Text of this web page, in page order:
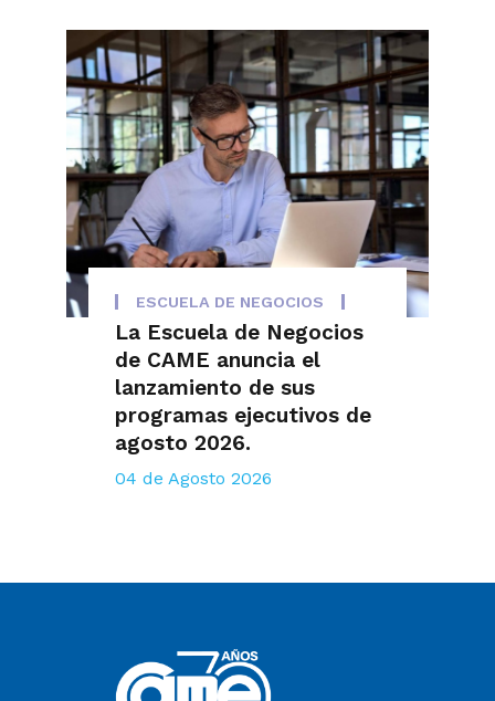
ESCUELA DE NEGOCIOS
La Escuela de Negocios
de CAME anuncia el
lanzamiento de sus
programas ejecutivos de
agosto 2026.
04 de Agosto 2026